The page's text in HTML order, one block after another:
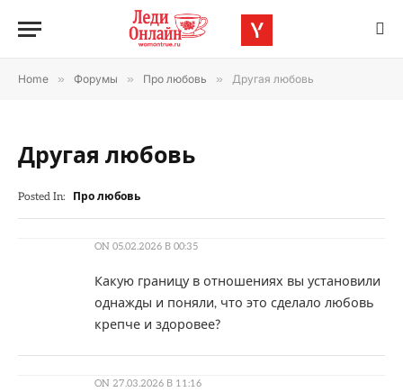
Home » Форумы » Про любовь » Другая любовь
Другая любовь
Posted In: Про любовь
ON 05.02.2026 В 00:35
Какую границу в отношениях вы установили
однажды и поняли, что это сделало любовь
крепче и здоровее?
ON 27.03.2026 В 11:16